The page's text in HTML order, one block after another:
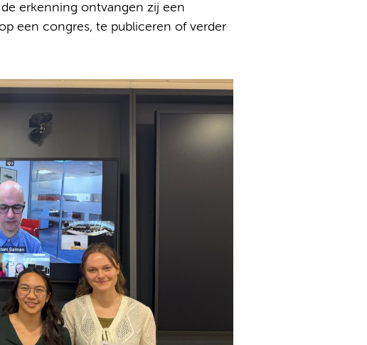
erkenning ontvangen zij een
een congres, te publiceren of verder